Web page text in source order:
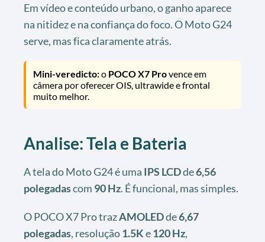
Em vídeo e conteúdo urbano, o ganho aparece
na nitidez e na confiança do foco. O Moto G24
serve, mas fica claramente atrás.
Mini-veredicto:o POCO X7 Provence em
câmera por oferecer OIS, ultrawide e frontal
muito melhor.
Analise: Tela e Bateria
A tela do Moto G24 é uma IPS LCDde6,56
polegadascom 90 Hz. É funcional, mas simples.
O POCO X7 Pro trazAMOLEDde6,67
polegadas, resolução1.5Ke120 Hz,